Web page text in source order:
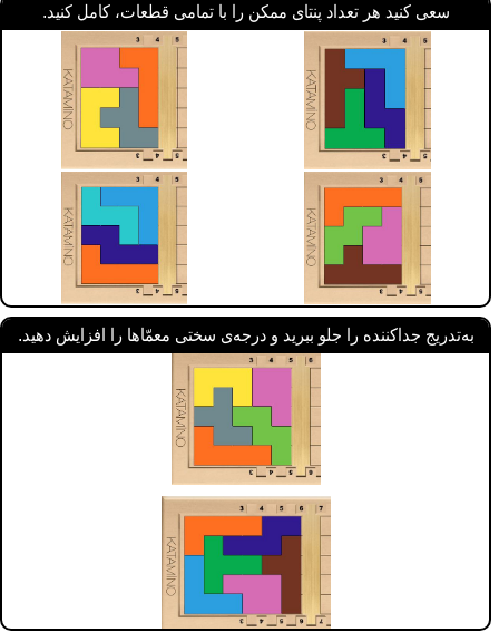
سعی کنید هر تعداد پنتای ممکن را با تمامی قطعات، کامل کنید.
به‌تدریج جداکننده را جلو ببرید و درجه‌ی سختی معمّاها را افزایش دهید.